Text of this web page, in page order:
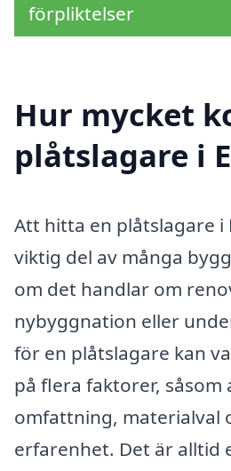
förpliktelser
Hur mycket
plåtslagare i
Att hitta en plåtslagare i
viktig del av många
om det handlar om
nybyggnation eller
för en plåtslagare kan
på flera faktorer, såsom
omfattning, materialval
erfarenhet. Det är alltid